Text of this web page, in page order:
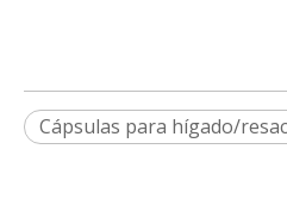
Cápsulas para hígado/